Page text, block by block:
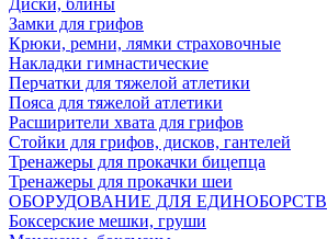
Диски, блины
Замки для грифов
Крюки, ремни, лямки страховочные
Накладки гимнастические
Перчатки для тяжелой атлетики
Пояса для тяжелой атлетики
Расширители хвата для грифов
Стойки для грифов, дисков, гантелей
Тренажеры для прокачки бицепца
Тренажеры для прокачки шеи
ОБОРУДОВАНИЕ ДЛЯ ЕДИНОБОРСТВ
Боксерские мешки, груши